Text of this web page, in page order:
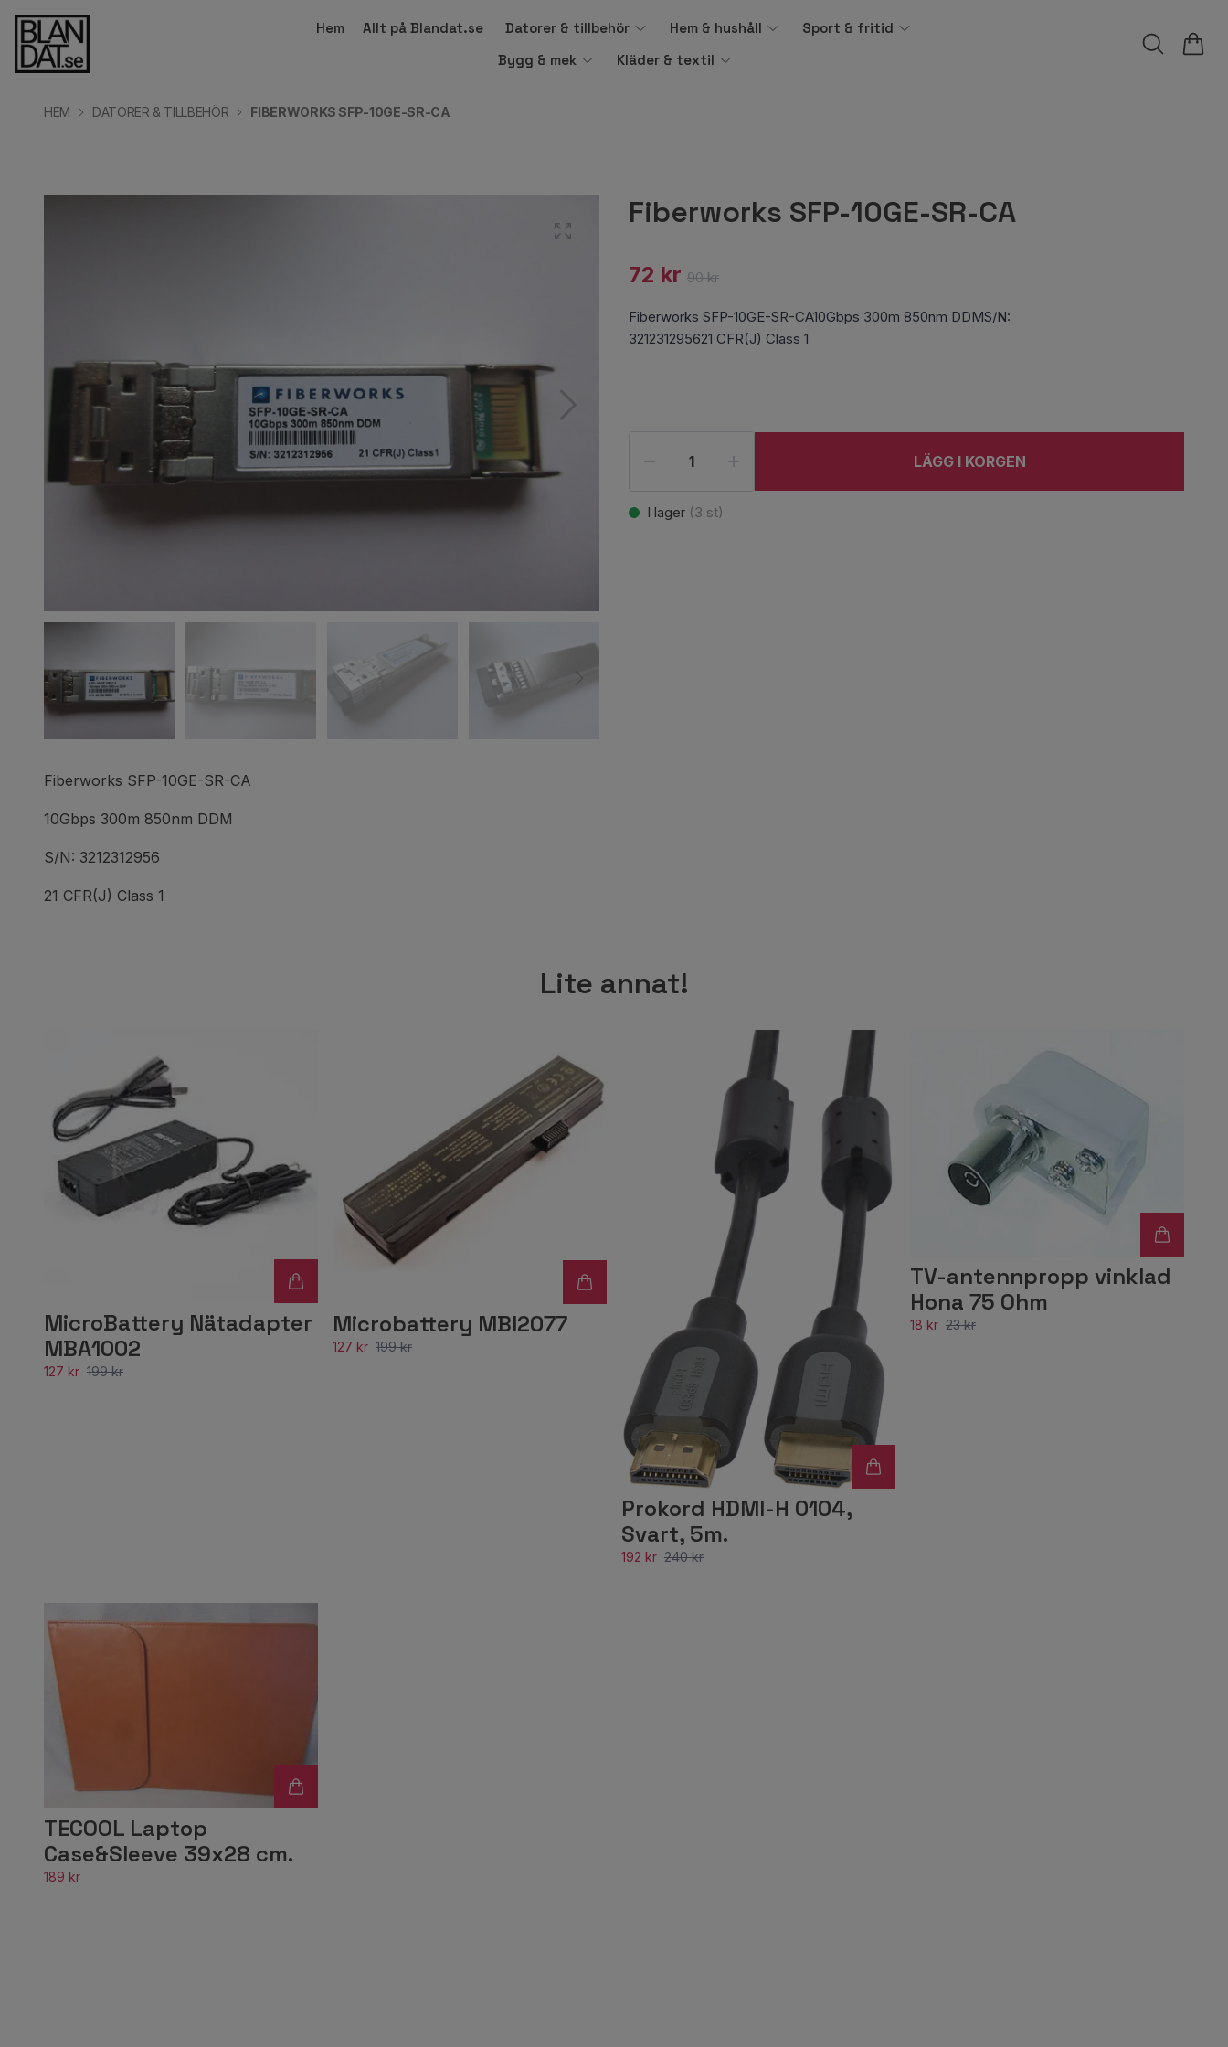
Hem Allt på Blandat.se Datorer & tillbehör Hem & hushåll
Sport & fritid
Bygg & mek
Kläder & textil
HEM DATORER & TILLBEHÖR FIBERWORKS SFP-10GE-SR-CA
Fiberworks SFP-10GE-SR-CA
72 kr 90 kr
Fiberworks SFP-10GE-SR-CA10Gbps 300m 850nm DDMS/N:
321231295621 CFR(J) Class 1
LÄGG I KORGEN
I lager (3 st)
Fiberworks SFP-10GE-SR-CA
10Gbps 300m 850nm DDM
S/N: 3212312956
21 CFR(J) Class 1
Lite annat!
MicroBattery Nätadapter
MBA1002
127 kr 199 kr
Microbattery MBI2077
127 kr 199 kr
Prokord HDMI-H 0104,
Svart, 5m.
192 kr 240 kr
TV-antennpropp vinklad
Hona 75 Ohm
18 kr 23 kr
TECOOL Laptop
Case&Sleeve 39x28 cm.
189 kr